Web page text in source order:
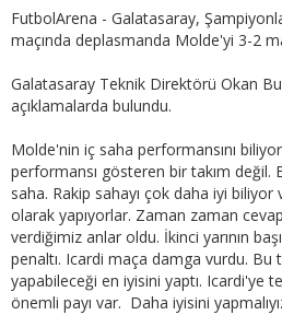
FutbolArena - Galatasaray,
maçında deplasmanda Molde'yi 3-2
Galatasaray Teknik Direktörü Okan
açıklamalarda bulundu.
Molde'nin iç saha performansını
performansı gösteren bir takım
saha. Rakip sahayı çok daha iyi
olarak yapıyorlar. Zaman zaman
verdiğimiz anlar oldu. İkinci yarının
penaltı. Icardi maça damga vurdu. Bu
yapabileceği en iyisini yaptı. Icardi'ye
önemli payı var. Daha iyisini